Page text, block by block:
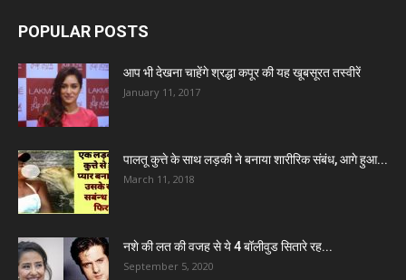
POPULAR POSTS
आप भी देखना चाहेंगे श्रद्धा कपूर की यह खूबसूरत तस्वीरें
January 11, 2017
पालतू कुत्ते के साथ लड़की ने बनाया शारीरिक संबंध, आगे हुआ...
March 11, 2018
नशे की लत की वजह से ये 4 बॉलीवुड सितारे रह...
September 5, 2020